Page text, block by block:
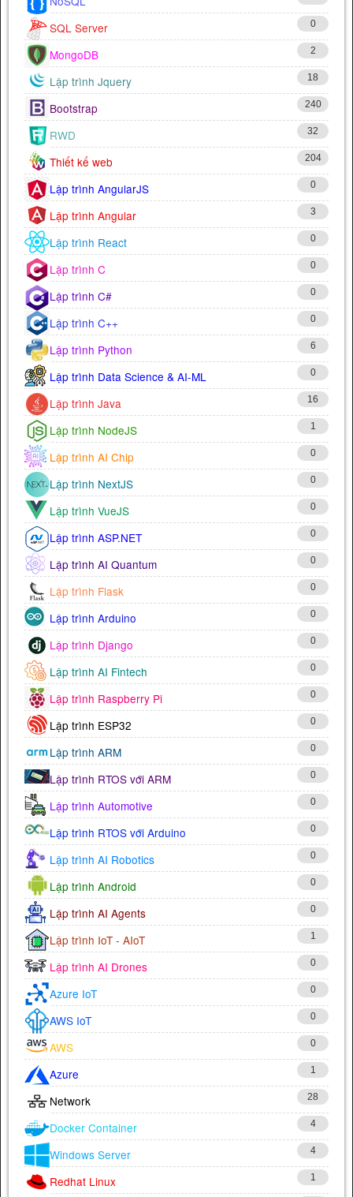
SQL Server 0
MongoDB 2
Lập trình Jquery 18
Bootstrap 240
RWD 32
Thiết kế web 204
Lập trình AngularJS 0
Lập trình Angular 3
Lập trình React 0
Lập trình C 0
Lập trình C# 0
Lập trình C++ 0
Lập trình Python 6
Lập trình Data Science & AI-ML 0
Lập trình Java 16
Lập trình NodeJS 1
Lập trình AI Chip 0
Lập trình NextJS 0
Lập trình VueJS 0
Lập trình ASP.NET 0
Lập trình AI Quantum 0
Lập trình Flask 0
Lập trình Arduino 0
Lập trình Django 0
Lập trình AI Fintech 0
Lập trình Raspberry Pi 0
Lập trình ESP32 0
Lập trình ARM 0
Lập trình RTOS với ARM 0
Lập trình Automotive 0
Lập trình RTOS với Arduino 0
Lập trình AI Robotics 0
Lập trình Android 0
Lập trình AI Agents 0
Lập trình IoT - AIoT 1
Lập trình AI Drones 0
Azure IoT 0
AWS IoT 0
AWS 0
Azure 1
Network 28
Docker Container 4
Windows Server 4
Redhat Linux 1